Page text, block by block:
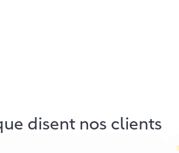
disent nos clients